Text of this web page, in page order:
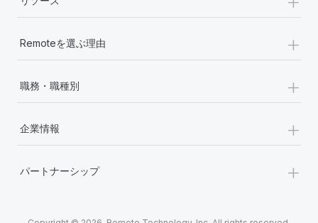
Remoteを選ぶ理由 +
職務・職種別 +
企業情報 +
パートナーシップ +